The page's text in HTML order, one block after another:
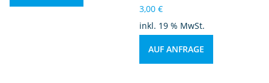
3,00€
inkl. 19 % MwSt.
AUF ANFRAGE